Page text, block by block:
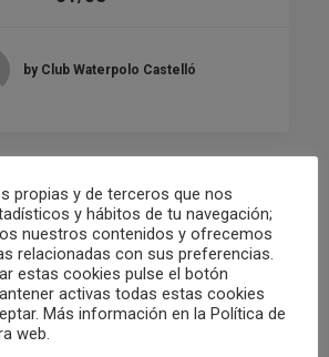
by Club Waterpolo Castelló
propias y de terceros que nos
y hábitos de tu navegación;
nuestros contenidos y ofrecemos
relacionadas con sus preferencias.
estas cookies pulse el botón
activas todas estas cookies
Más información en la Política de
web.